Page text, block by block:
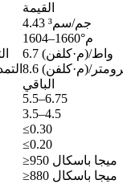
القيمة
4.43 جم/سم³
1604–1660°م
6.7 واط/(م·كلفن)
(م·كلفن)
الباقي
5.5–6.75
3.5–4.5
≤0.30
≤0.20
≥950 ميجا باسكال
≥880 ميجا باسكال